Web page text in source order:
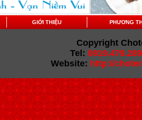
GIỚI THIỆU PHƯƠNG
Copyright
Tel: 0919.479.289
Website: http://